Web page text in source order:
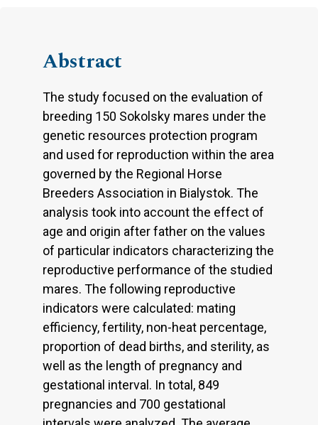
Abstract
The study focused on the evaluation of
breeding 150 Sokolsky mares under the
genetic resources protection program
and used for reproduction within the area
governed by the Regional Horse
Breeders Association in Bialystok. The
analysis took into account the effect of
age and origin after father on the values
of particular indicators characterizing the
reproductive performance of the studied
mares. The following reproductive
indicators were calculated: mating
efficiency, fertility, non-heat percentage,
proportion of dead births, and sterility, as
well as the length of pregnancy and
gestational interval. In total, 849
pregnancies and 700 gestational